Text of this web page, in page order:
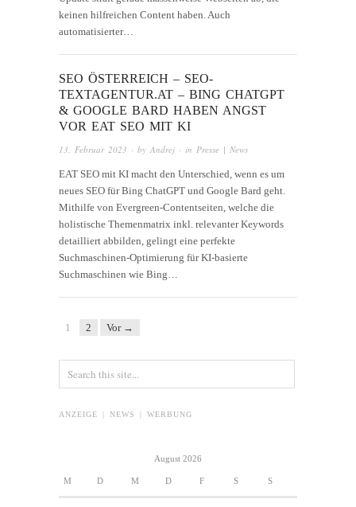
keinen hilfreichen Content haben. Auch
automatisierter…
SEO ÖSTERREICH – SEO-
TEXTAGENTUR.AT – BING CHATGPT
& GOOGLE BARD HABEN ANGST
VOR EAT SEO MIT KI
13. Februar 2023 · by Andrej · in Presse | News
EAT SEO mit KI macht den Unterschied, wenn es um
neues SEO für Bing ChatGPT und Google Bard geht.
Mithilfe von Evergreen-Contentseiten, welche die
holistische Themenmatrix inkl. relevanter Keywords
detailliert abbilden, gelingt eine perfekte
Suchmaschinen-Optimierung für KI-basierte
Suchmaschinen wie Bing…
1 2 Vor →
ANZEIGE | NEWS | WERBUNG
August 2026
M D M D F S S